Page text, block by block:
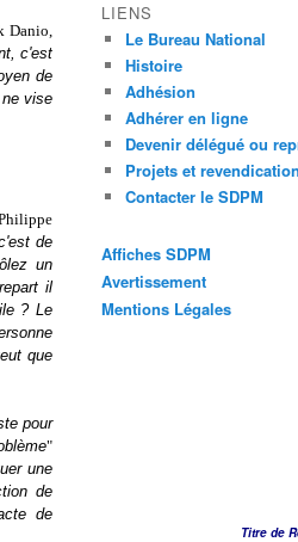
Danio,
c'est
de
vise
de
un
il
? Le
que
pour
"
une
de
de
LIENS
Le Bureau National
Histoire
Adhésion
Adhérer en ligne
Devenir délégué ou
Projets et
Contacter le SDPM
Affiches SDPM
Avertissement
Mentions Légales
Titre de